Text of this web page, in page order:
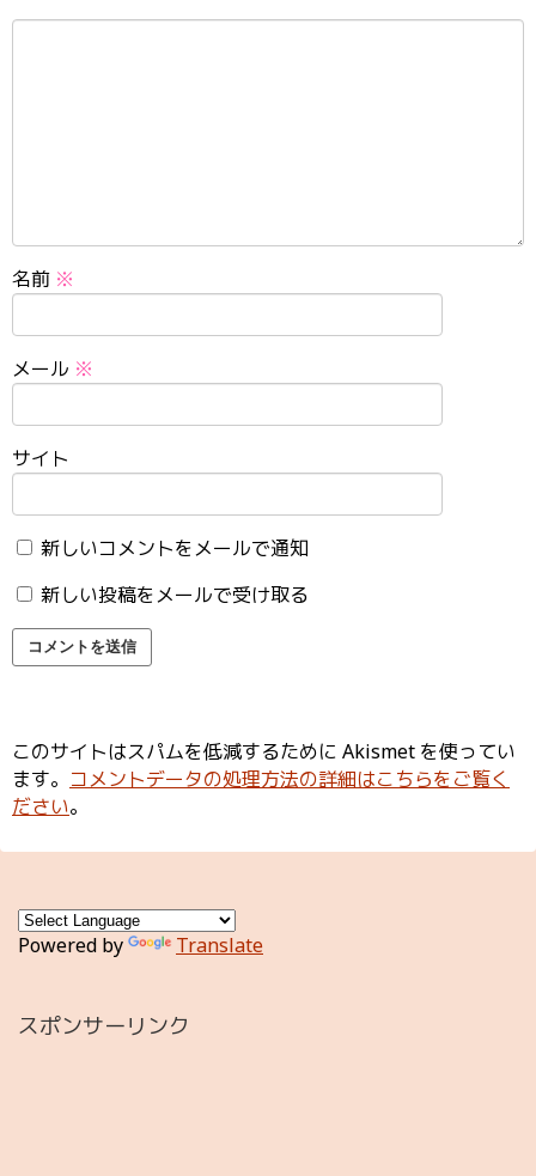
名前 ※
メール ※
サイト
新しいコメントをメールで通知
新しい投稿をメールで受け取る
このサイトはスパムを低減するために Akismet を使ってい
ます。 コメントデータの処理方法の詳細はこちらをご覧く
ださい。
Powered by Translate
スポンサーリンク